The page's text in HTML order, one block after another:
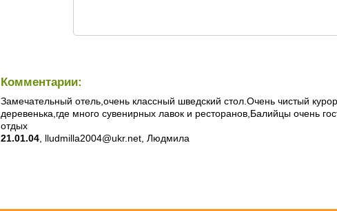
Комментарии:
Замечательный отель,очень классный шведский стол.Очень чистый
деревенька,где много сувенирных лавок и ресторанов,Балийцы очень
отдых
21.01.04 , lludmilla2004@ukr.net, Людмила